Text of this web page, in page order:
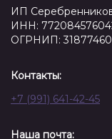
ИП
ИНН:
ОГРНИП:
Контакты:
+7 (991) 641-42-45
Наша почта: